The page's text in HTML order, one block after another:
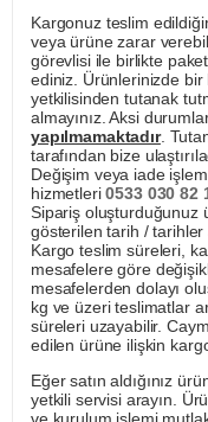
Kargonuz teslim
veya ürüne zarar
görevlisi ile birlikte
ediniz. Ürünlerinizde
yetkilisinden tutanak
almayınız. Aksi
yapılmamaktadır.
tarafından bize
Değişim veya iade
hizmetleri0533 030 82
Sipariş oluşturduğunuz
gösterilen tarih / tarihler
Kargo teslim süreleri,
mesafelere göre
mesafelerden dolayı
kg ve üzeri teslimatlar
süreleri uzayabilir.
edilen ürüne ilişkin
Eğer satın aldığınız
yetkili servisi arayın.